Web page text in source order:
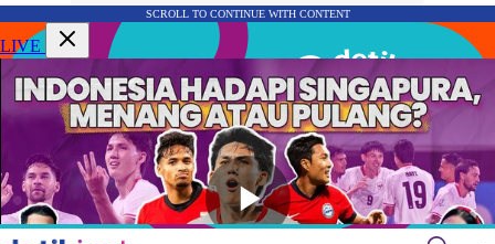
SCROLL TO CONTINUE WITH CONTENT
LIVE